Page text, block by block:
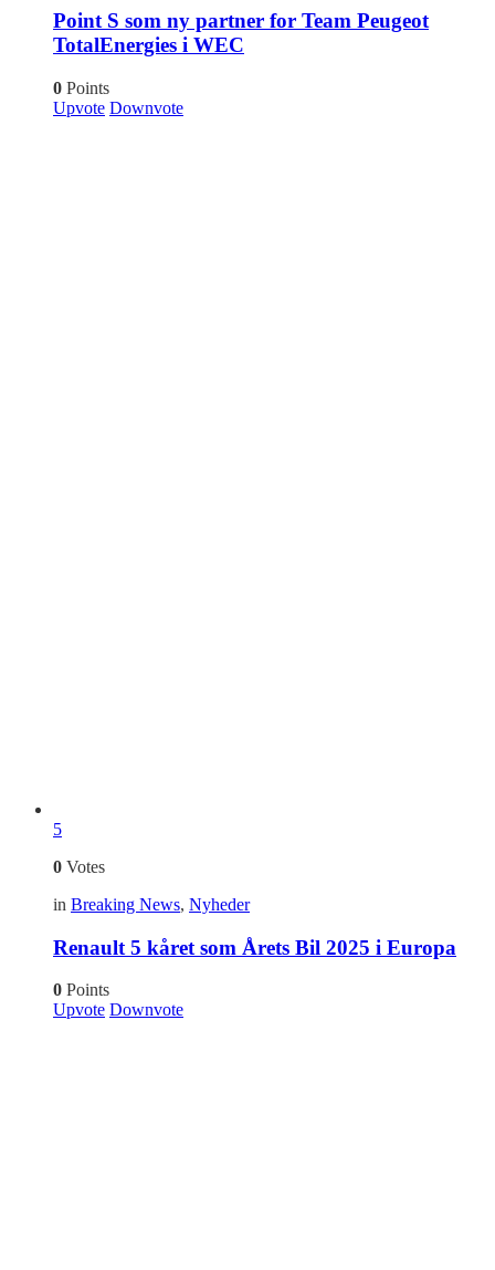
Point S som ny partner for Team Peugeot
TotalEnergies i WEC
0 Points
Upvote Downvote
5
0 Votes
in Breaking News, Nyheder
Renault 5 kåret som Årets Bil 2025 i Europa
0 Points
Upvote Downvote